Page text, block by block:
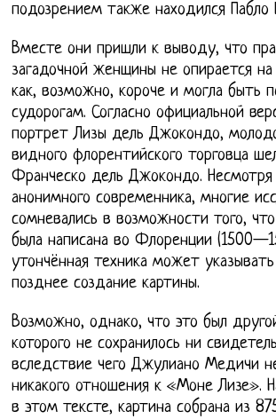
подозрением также находился Пабло
Вместе они пришли к выводу, что
загадочной женщины не опирается
как, возможно, короче и могла быть
судорогам. Согласно официальной
портрет Лизы дель Джокондо,
видного флорентийского торговца
Франческо дель Джокондо. Несмотря
анонимного современника, многие
сомневались в возможности того,
была написана во Флоренции
утончённая техника может
позднее создание картины.
Возможно, однако, что это был
которого не сохранилось ни
вследствие чего Джулиано Медичи
никакого отношения к «Моне Лизе».
в этом тексте, картина собрана из